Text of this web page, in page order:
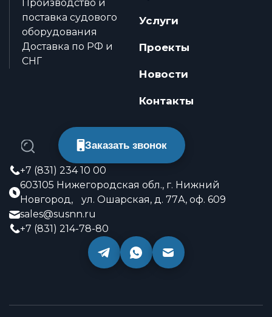
Производство и
поставка судового
оборудования
Доставка по РФ и
СНГ
Услуги
Проекты
Новости
Контакты
Заказать звонок
+7 (831) 234 10 00
603105 Нижегородская обл., г. Нижний
Новгород, ул. Ошарская, д. 77А, оф. 609
sales@susnn.ru
+7 (831) 214-78-80